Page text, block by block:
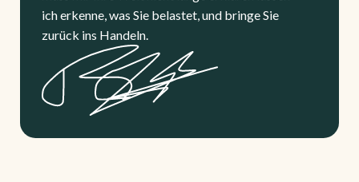
ich erkenne, was Sie belastet, und bringe Sie
zurück ins Handeln.